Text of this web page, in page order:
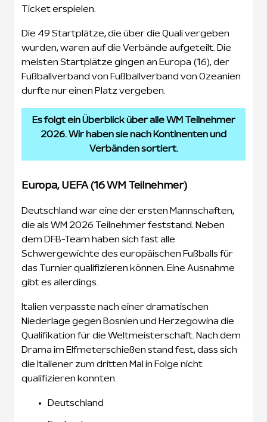
Ticket erspielen.
Die 49 Startplätze, die über die Quali vergeben
wurden, waren auf die Verbände aufgeteilt. Die
meisten Startplätze gingen an Europa (16), der
Fußballverband von Fußballverband von Ozeanien
durfte nur einen Platz vergeben.
Es folgt ein Überblick über alle WM Teilnehmer
2026. Wir haben sie nach Kontinenten und
Verbänden sortiert.
Europa, UEFA (16 WM Teilnehmer)
Deutschland war eine der ersten Mannschaften,
die als WM 2026 Teilnehmer feststand. Neben
dem DFB-Team haben sich fast alle
Schwergewichte des europäischen Fußballs für
das Turnier qualifizieren können. Eine Ausnahme
gibt es allerdings.
Italien verpasste nach einer dramatischen
Niederlage gegen Bosnien und Herzegowina die
Qualifikation für die Weltmeisterschaft. Nach dem
Drama im Elfmeterschießen stand fest, dass sich
die Italiener zum dritten Mal in Folge nicht
qualifizieren konnten.
Deutschland